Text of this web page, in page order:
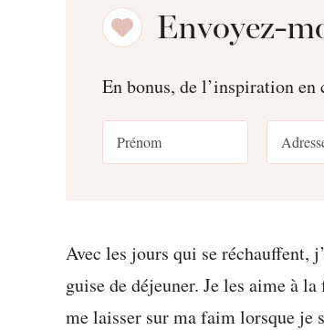
Envoyez-
En bonus, de l’inspiration en
Avec les jours qui se réchauffent,
guise de déjeuner. Je les aime à
me laisser sur ma faim lorsque je